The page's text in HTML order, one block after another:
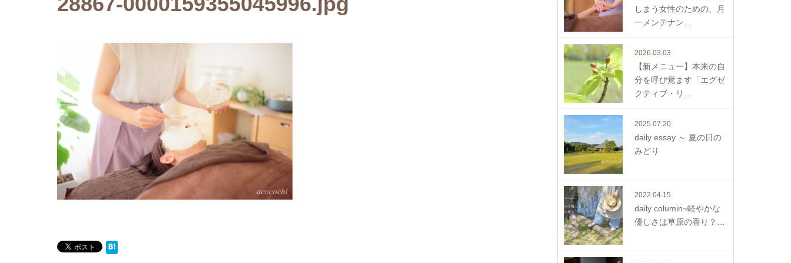
しまう女性のための、月
一メンテナン…
2026.03.03
【新メニュー】本来の自
分を呼び覚ます「エグゼ
クティブ・リ…
2025.07.20
daily essay ～ 夏の日の
みどり
2022.04.15
daily columin~軽やかな
優しさは草原の香り？…